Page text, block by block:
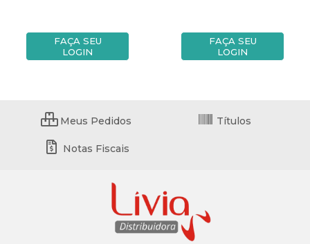
FAÇA SEU
LOGIN
FAÇA SEU
LOGIN
Meus Pedidos Títulos
Notas Fiscais